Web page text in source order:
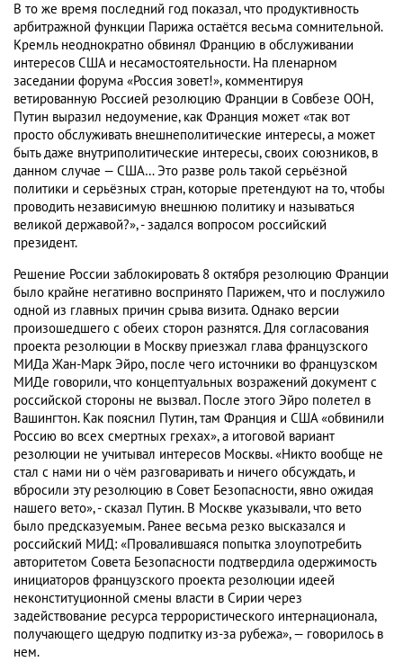
В то же время последний год показал, что продуктивность
арбитражной функции Парижа остаётся весьма сомнительной.
Кремль неоднократно обвинял Францию в обслуживании
интересов США и несамостоятельности. На пленарном
заседании форума «Россия зовет!», комментируя
ветированную Россией резолюцию Франции в Совбезе ООН,
Путин выразил недоумение, как Франция может «так вот
просто обслуживать внешнеполитические интересы, а может
быть даже внутриполитические интересы, своих союзников, в
данном случае — США… Это разве роль такой серьёзной
политики и серьёзных стран, которые претендуют на то, чтобы
проводить независимую внешнюю политику и называться
великой державой?», - задался вопросом российский
президент.
Решение России заблокировать 8 октября резолюцию Франции
было крайне негативно воспринято Парижем, что и послужило
одной из главных причин срыва визита. Однако версии
произошедшего с обеих сторон разнятся. Для согласования
проекта резолюции в Москву приезжал глава французского
МИДа Жан-Марк Эйро, после чего источники во французском
МИДе говорили, что концептуальных возражений документ с
российской стороны не вызвал. После этого Эйро полетел в
Вашингтон. Как пояснил Путин, там Франция и США «обвинили
Россию во всех смертных грехах», а итоговой вариант
резолюции не учитывал интересов Москвы. «Никто вообще не
стал с нами ни о чём разговаривать и ничего обсуждать, и
вбросили эту резолюцию в Совет Безопасности, явно ожидая
нашего вето», - сказал Путин. В Москве указывали, что вето
было предсказуемым. Ранее весьма резко высказался и
российский МИД: «Провалившаяся попытка злоупотребить
авторитетом Совета Безопасности подтвердила одержимость
инициаторов французского проекта резолюции идеей
неконституционной смены власти в Сирии через
задействование ресурса террористического интернационала,
получающего щедрую подпитку из-за рубежа», — говорилось в
нем.